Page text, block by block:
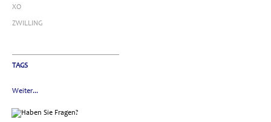
XO
ZWILLING
TAGS
Weiter...